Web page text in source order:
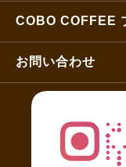
COBO COFFEE
お問い合わせ